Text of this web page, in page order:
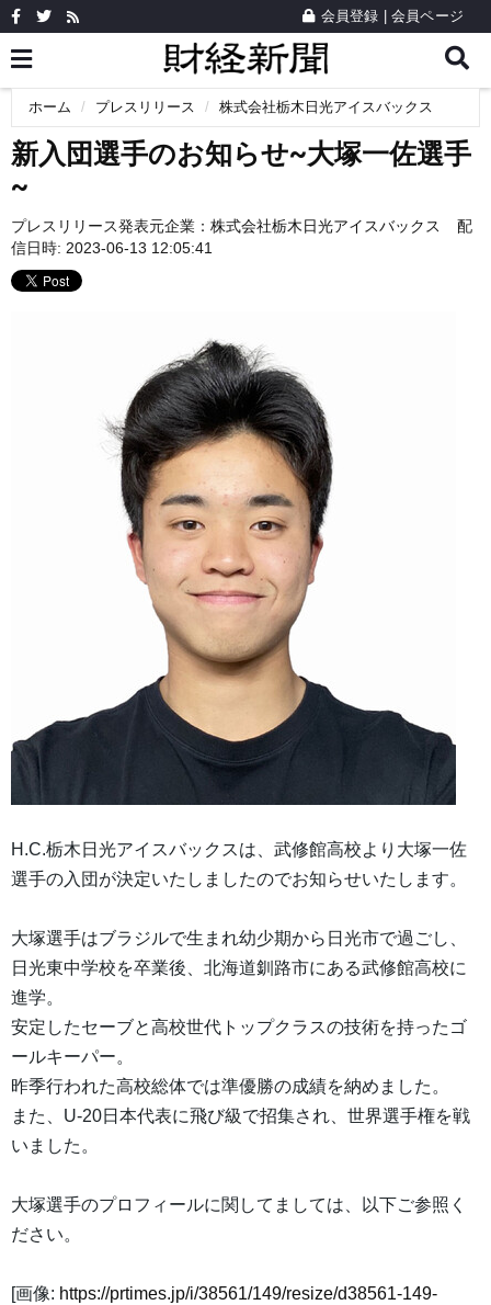
会員登録 会員ページ
ホーム プレスリリース 株式会社栃木日光アイスバックス
新入団選手のお知らせ~大塚一佐選手
~
プレスリリース発表元企業： 株式会社栃木日光アイスバックス
配
信日時: 2023-06-13 12:05:41
H.C.栃木日光アイスバックスは、武修館高校より大塚一佐
選手の入団が決定いたしましたのでお知らせいたします。
大塚選手はブラジルで生まれ幼少期から日光市で過ごし、
日光東中学校を卒業後、北海道釧路市にある武修館高校に
進学。
安定したセーブと高校世代トップクラスの技術を持ったゴ
ールキーパー。
昨季行われた高校総体では準優勝の成績を納めました。
また、U-20日本代表に飛び級で招集され、世界選手権を戦
いました。
大塚選手のプロフィールに関してましては、以下ご参照く
ださい。
[画像: https://prtimes.jp/i/38561/149/resize/d38561-149-